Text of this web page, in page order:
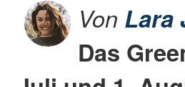
Von Lara
Das